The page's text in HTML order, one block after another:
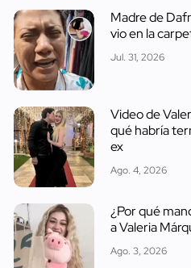
Madre de
vio en la
Jul. 31, 2026
Video de
qué habría
ex
Ago. 4, 2026
¿Por qué
a Valeria
Ago. 3, 2026